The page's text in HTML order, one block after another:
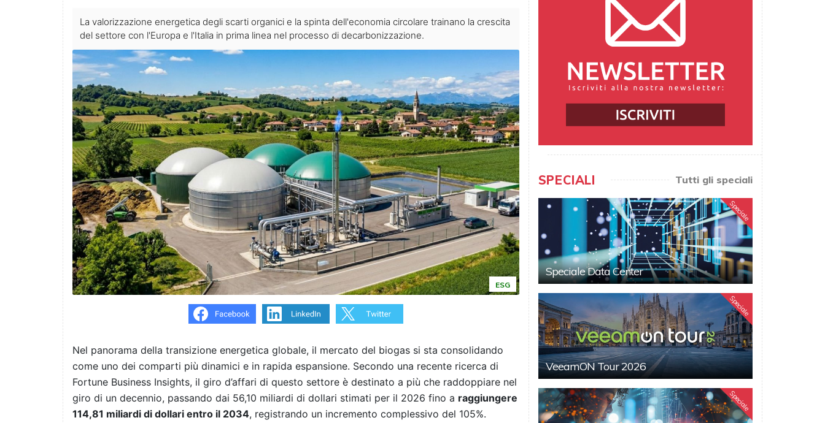
La valorizzazione energetica degli scarti organici e la spinta dell'economia circolare trainano la crescita
del settore con l'Europa e l'Italia in prima linea nel processo di decarbonizzazione.
ESG
Nel panorama della transizione energetica globale, il mercato del biogas si sta consolidando
come uno dei comparti più dinamici e in rapida espansione. Secondo una recente ricerca di
Fortune Business Insights, il giro d’affari di questo settore è destinato a più che raddoppiare nel
giro di un decennio, passando dai 56,10 miliardi di dollari stimati per il 2026 fino a raggiungere
114,81 miliardi di dollari entro il 2034, registrando un incremento complessivo del 105%.
SPECIALI Tutti gli speciali
Speciale
Speciale Data Center
Speciale
VeeamON Tour 2026
Speciale